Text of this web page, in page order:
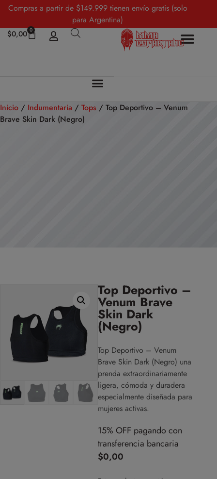
Compras a partir de $149.999 tienen envío gratis (solo
para Argentina)
$0,00 0
Inicio / Indumentaria / Tops / Top Deportivo – Venum
Brave Skin Dark (Negro)
Top Deportivo –
Venum Brave
Skin Dark
(Negro)
Top Deportivo – Venum
Brave Skin Dark (Negro) una
prenda extraordinariamente
ligera, cómoda y duradera
especialmente diseñada para
mujeres activas.
15% OFF pagando con
transferencia bancaria
$0,00